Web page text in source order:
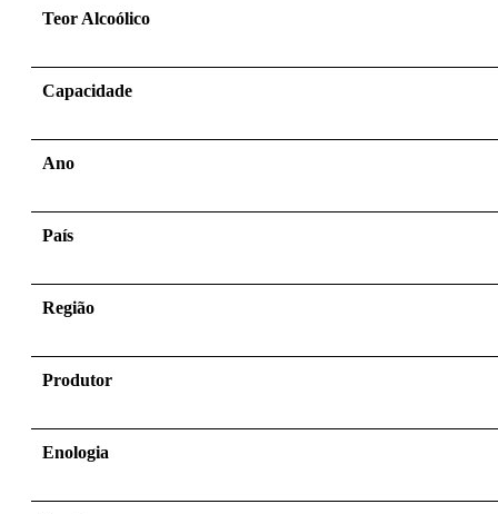
Teor Alcoólico
Capacidade
Ano
País
Região
Produtor
Enologia